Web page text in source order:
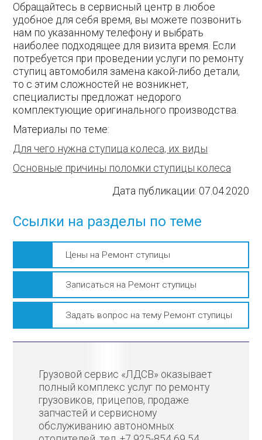
Обращайтесь в сервисный центр в любое
удобное для себя время, вы можете позвонить
нам по указанному телефону и выбрать
наиболее подходящее для визита время. Если
потребуется при проведении услуги по ремонту
ступиц автомобиля замена какой-либо детали,
то с этим сложностей не возникнет,
специалисты предложат недорого
комплектующие оригинального производства.
Материалы по теме:
Для чего нужна ступица колеса, их виды
Основные причины поломки ступицы колеса
Дата публикации: 07.04.2020
Ссылки на разделы по теме
Цены на Ремонт ступицы
Записаться на Ремонт ступицы
Задать вопрос на тему Ремонт ступицы
Грузовой сервис «ЛДСВ» оказывает
полный комплекс услуг по ремонту
грузовиков, прицепов, продаже
запчастей и сервисному
обслуживанию автономных